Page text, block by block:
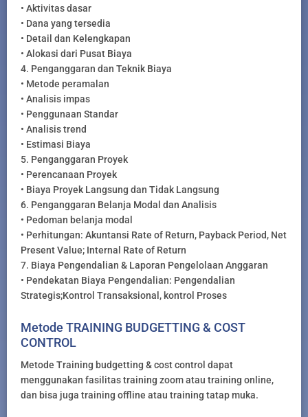
• Aktivitas dasar
• Dana yang tersedia
• Detail dan Kelengkapan
• Alokasi dari Pusat Biaya
4. Penganggaran dan Teknik Biaya
• Metode peramalan
• Analisis impas
• Penggunaan Standar
• Analisis trend
• Estimasi Biaya
5. Penganggaran Proyek
• Perencanaan Proyek
• Biaya Proyek Langsung dan Tidak Langsung
6. Penganggaran Belanja Modal dan Analisis
• Pedoman belanja modal
• Perhitungan: Akuntansi Rate of Return, Payback Period, Net
Present Value; Internal Rate of Return
7. Biaya Pengendalian & Laporan Pengelolaan Anggaran
• Pendekatan Biaya Pengendalian: Pengendalian
Strategis;Kontrol Transaksional, kontrol Proses
Metode TRAINING BUDGETTING & COST
CONTROL
Metode Training budgetting & cost control dapat
menggunakan fasilitas training zoom atau training online,
dan bisa juga training offline atau training tatap muka.